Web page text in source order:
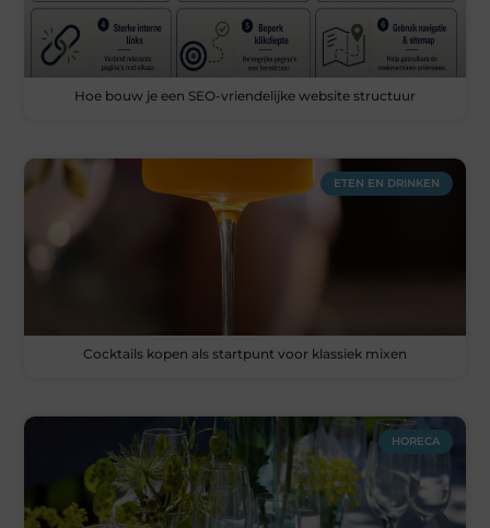
Hoe bouw je een SEO-vriendelijke website structuur
ETEN EN DRINKEN
Cocktails kopen als startpunt voor klassiek mixen
HORECA